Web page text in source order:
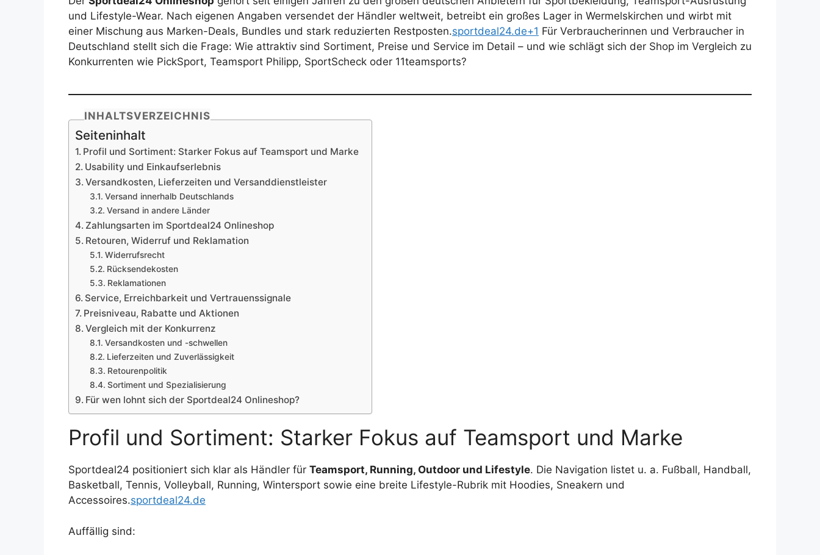
und Lifestyle-Wear. Nach eigenen Angaben versendet der Händler weltweit, betreibt ein großes Lager in Wermelskirchen und wirbt mit
einer Mischung aus Marken-Deals, Bundles und stark reduzierten Restposten.sportdeal24.de+1 Für Verbraucherinnen und Verbraucher in
Deutschland stellt sich die Frage: Wie attraktiv sind Sortiment, Preise und Service im Detail – und wie schlägt sich der Shop im Vergleich zu
Konkurrenten wie PickSport, Teamsport Philipp, SportScheck oder 11teamsports?
INHALTSVERZEICHNIS
Seiteninhalt
Profil und Sortiment: Starker Fokus auf Teamsport und Marke
Usability und Einkaufserlebnis
Versandkosten, Lieferzeiten und Versanddienstleister
Versand innerhalb Deutschlands
Versand in andere Länder
Zahlungsarten im Sportdeal24 Onlineshop
Retouren, Widerruf und Reklamation
Widerrufsrecht
Rücksendekosten
Reklamationen
Service, Erreichbarkeit und Vertrauenssignale
Preisniveau, Rabatte und Aktionen
Vergleich mit der Konkurrenz
Versandkosten und -schwellen
Lieferzeiten und Zuverlässigkeit
Retourenpolitik
Sortiment und Spezialisierung
Für wen lohnt sich der Sportdeal24 Onlineshop?
Profil und Sortiment: Starker Fokus auf Teamsport und Marke
Sportdeal24 positioniert sich klar als Händler für Teamsport, Running, Outdoor und Lifestyle. Die Navigation listet u. a. Fußball, Handball,
Basketball, Tennis, Volleyball, Running, Wintersport sowie eine breite Lifestyle-Rubrik mit Hoodies, Sneakern und
Accessoires.sportdeal24.de
Auffällig sind: